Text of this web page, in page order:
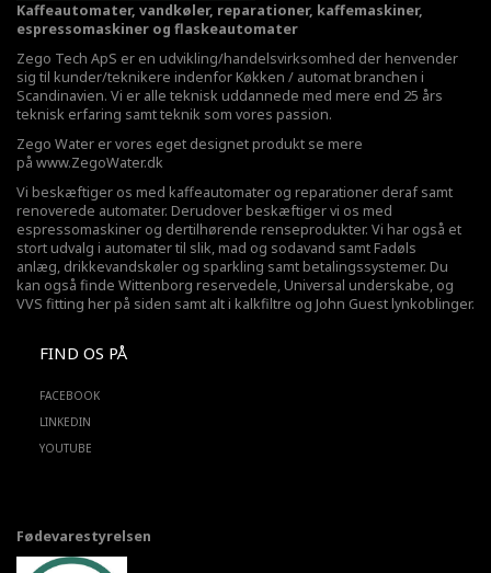
Kaffeautomater, vandkøler, reparationer, kaffemaskiner,
espressomaskiner og flaskeautomater
Zego Tech ApS er en udvikling/handelsvirksomhed der henvender
sig til kunder/teknikere indenfor Køkken / automat branchen i
Scandinavien. Vi er alle teknisk uddannede med mere end 25 års
teknisk erfaring samt teknik som vores passion.
Zego Water er vores eget designet produkt se mere
på www.ZegoWater.dk
Vi beskæftiger os med kaffeautomater og reparationer deraf samt
renoverede automater. Derudover beskæftiger vi os med
espressomaskiner og dertilhørende renseprodukter. Vi har også et
stort udvalg i automater til slik, mad og sodavand samt Fadøls
anlæg, drikkevandskøler og sparkling samt betalingssystemer. Du
kan også finde Wittenborg reservedele, Universal underskabe, og
VVS fitting her på siden samt alt i kalkfiltre og John Guest lynkoblinger.
FIND OS PÅ
FACEBOOK
LINKEDIN
YOUTUBE
Fødevarestyrelsen